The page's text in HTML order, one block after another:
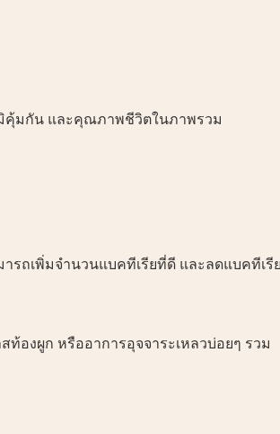
คุ้มกัน และคุณภาพชีวิตในภาพรวม
รถเพิ่มจำนวนแบคทีเรียที่ดี และลดแบคทีเรี
องผูก หรืออาการอุจจาระเหลวบ่อยๆ รวม